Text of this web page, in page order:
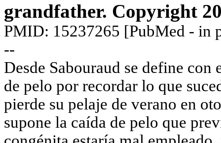
grandfather. Copyright
PMID: 15237265 [PubMed - in
--
Desde Sabouraud se define con
de pelo por recordar lo que
pierde su pelaje de verano en
supone la caída de pelo que